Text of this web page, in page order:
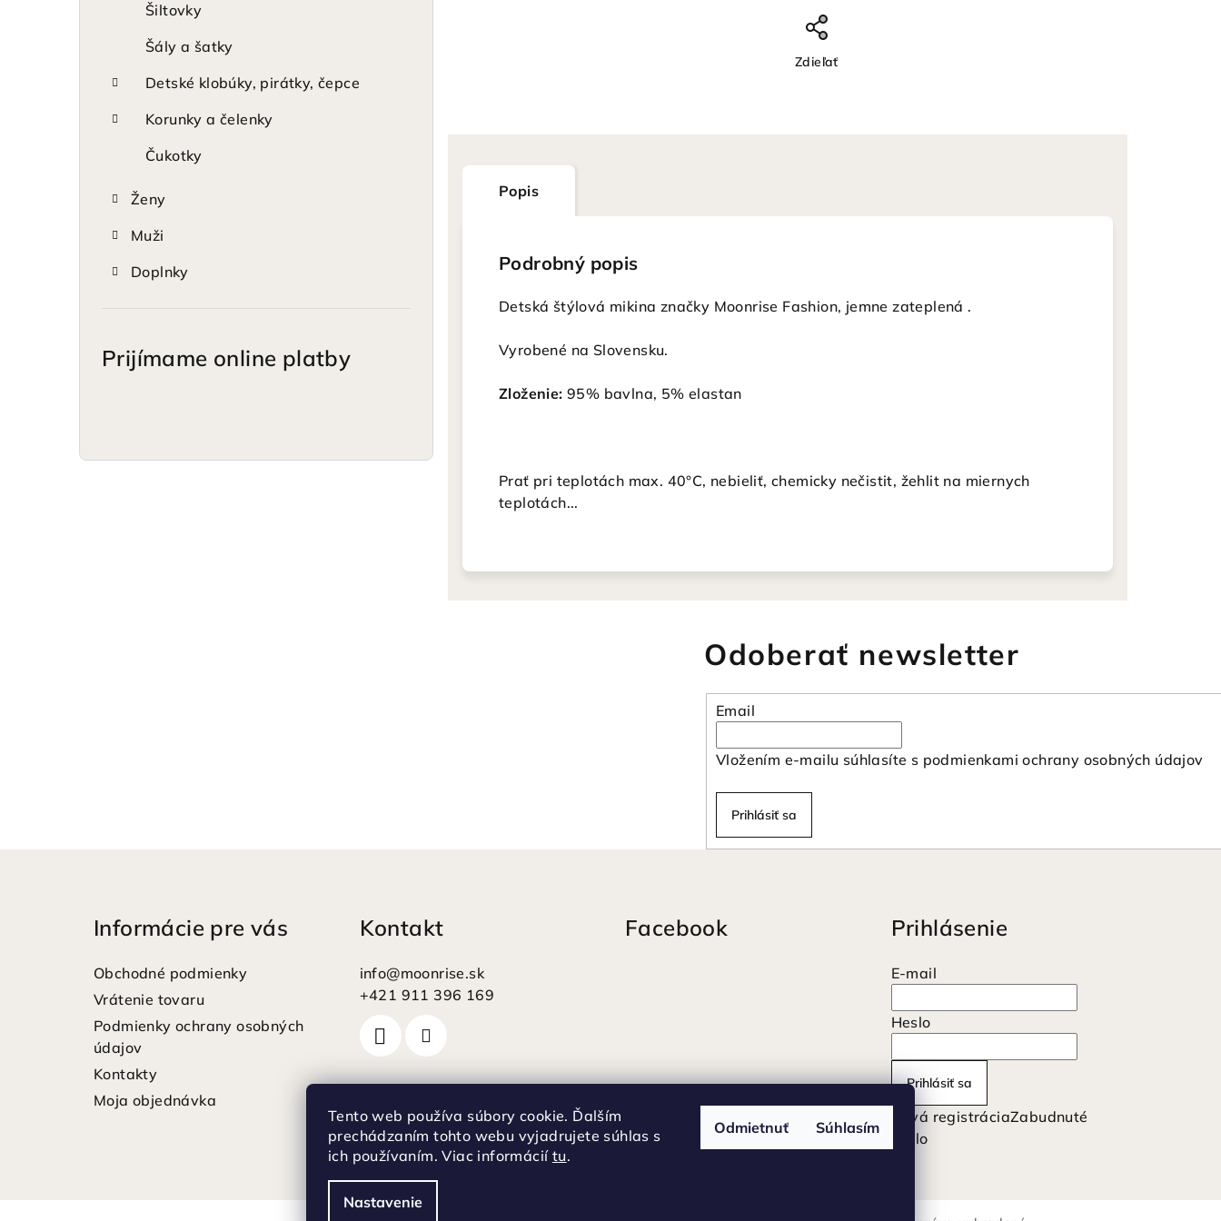
Tento web používa súbory cookie. Ďalším
prechádzaním tohto webu vyjadrujete súhlas s
ich používaním. Viac informácií tu.
Nastavenie
Odmietnuť Súhlasím
Šiltovky
Šály a šatky
Detské klobúky, pirátky, čepce
Korunky a čelenky
Čukotky
Ženy
Muži
Doplnky
Prijímame online platby
Zdieľať
Popis
Podrobný popis
Detská štýlová mikina značky Moonrise Fashion, jemne zateplená .
Vyrobené na Slovensku.
Zloženie: 95% bavlna, 5% elastan
Prať pri teplotách max. 40°C, nebieliť, chemicky nečistit, žehlit na miernych
teplotách...
Odoberať newsletter
Email
Vložením e-mailu súhlasíte s podmienkami ochrany osobných údajov
Prihlásiť sa
Informácie pre vás
Obchodné podmienky
Vrátenie tovaru
Podmienky ochrany osobných
údajov
Kontakty
Moja objednávka
Kontakt
info@moonrise.sk
+421 911 396 169
Facebook Prihlásenie
E-mail
Heslo
Prihlásiť sa
Nová registráciaZabudnuté
heslo